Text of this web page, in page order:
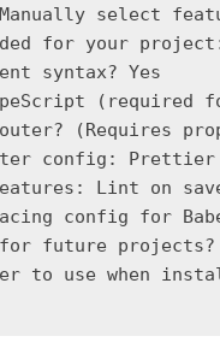
select
for your
syntax? Yes
(Requires
config: Prettier
Lint on
config for
future projects?